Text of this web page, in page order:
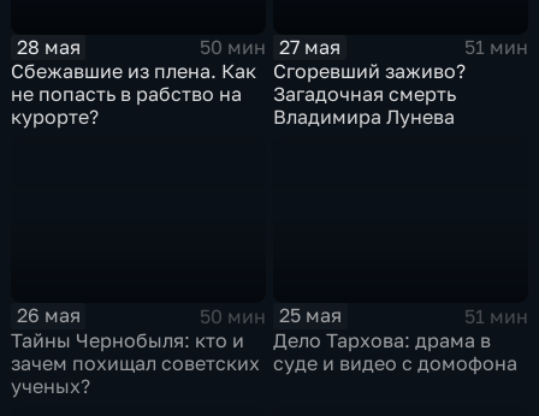
28 мая
50 мин
Сбежавшие из плена. Как
не попасть в рабство на
курорте?
27 мая
51 мин
Сгоревший заживо?
Загадочная смерть
Владимира Лунева
26 мая
50 мин
Тайны Чернобыля: кто и
зачем похищал советских
ученых?
25 мая
51 мин
Дело Тархова: драма в
суде и видео с домофона